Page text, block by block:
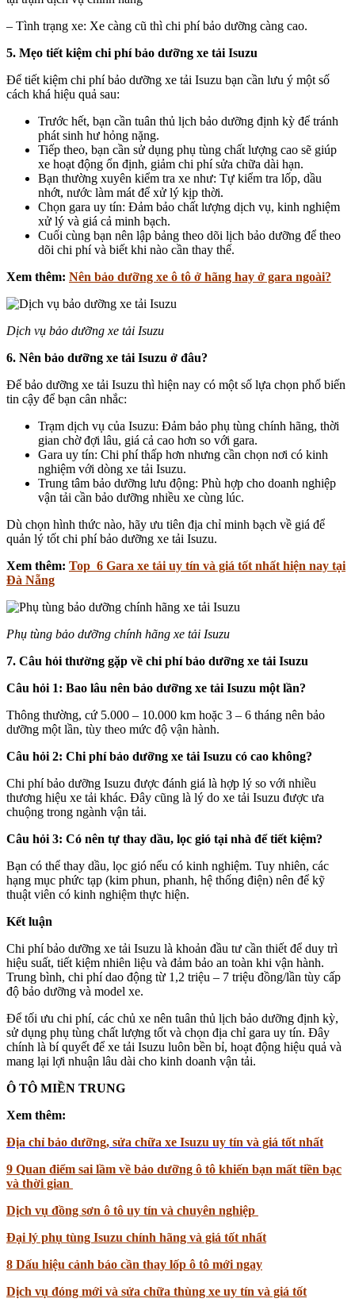
– Tình trạng xe: Xe càng cũ thì chi phí bảo dưỡng càng cao.
5. Mẹo tiết kiệm chi phí bảo dưỡng xe tải Isuzu
Để tiết kiệm chi phí bảo dưỡng xe tải Isuzu bạn cần lưu ý một số
cách khá hiệu quả sau:
Trước hết, bạn cần tuân thủ lịch bảo dưỡng định kỳ để tránh
phát sinh hư hỏng nặng.
Tiếp theo, bạn cần sử dụng phụ tùng chất lượng cao sẽ giúp
xe hoạt động ổn định, giảm chi phí sửa chữa dài hạn.
Bạn thường xuyên kiểm tra xe như: Tự kiểm tra lốp, dầu
nhớt, nước làm mát để xử lý kịp thời.
Chọn gara uy tín: Đảm bảo chất lượng dịch vụ, kinh nghiệm
xử lý và giá cả minh bạch.
Cuối cùng bạn nên lập bảng theo dõi lịch bảo dưỡng để theo
dõi chi phí và biết khi nào cần thay thế.
Xem thêm: Nên bảo dưỡng xe ô tô ở hãng hay ở gara ngoài?
Dịch vụ bảo dưỡng xe tải Isuzu
6. Nên bảo dưỡng xe tải Isuzu ở đâu?
Để bảo dưỡng xe tải Isuzu thì hiện nay có một số lựa chọn phổ biến
tin cậy để bạn cân nhắc:
Trạm dịch vụ của Isuzu: Đảm bảo phụ tùng chính hãng, thời
gian chờ đợi lâu, giá cả cao hơn so với gara.
Gara uy tín: Chi phí thấp hơn nhưng cần chọn nơi có kinh
nghiệm với dòng xe tải Isuzu.
Trung tâm bảo dưỡng lưu động: Phù hợp cho doanh nghiệp
vận tải cần bảo dưỡng nhiều xe cùng lúc.
Dù chọn hình thức nào, hãy ưu tiên địa chỉ minh bạch về giá để
quản lý tốt chi phí bảo dưỡng xe tải Isuzu.
Xem thêm: Top 6 Gara xe tải uy tín và giá tốt nhất hiện nay tại
Đà Nẵng
Phụ tùng bảo dưỡng chính hãng xe tải Isuzu
7. Câu hỏi thường gặp về chi phí bảo dưỡng xe tải Isuzu
Câu hỏi 1: Bao lâu nên bảo dưỡng xe tải Isuzu một lần?
Thông thường, cứ 5.000 – 10.000 km hoặc 3 – 6 tháng nên bảo
dưỡng một lần, tùy theo mức độ vận hành.
Câu hỏi 2: Chi phí bảo dưỡng xe tải Isuzu có cao không?
Chi phí bảo dưỡng Isuzu được đánh giá là hợp lý so với nhiều
thương hiệu xe tải khác. Đây cũng là lý do xe tải Isuzu được ưa
chuộng trong ngành vận tải.
Câu hỏi 3: Có nên tự thay dầu, lọc gió tại nhà để tiết kiệm?
Bạn có thể thay dầu, lọc gió nếu có kinh nghiệm. Tuy nhiên, các
hạng mục phức tạp (kim phun, phanh, hệ thống điện) nên để kỹ
thuật viên có kinh nghiệm thực hiện.
Kết luận
Chi phí bảo dưỡng xe tải Isuzu là khoản đầu tư cần thiết để duy trì
hiệu suất, tiết kiệm nhiên liệu và đảm bảo an toàn khi vận hành.
Trung bình, chi phí dao động từ 1,2 triệu – 7 triệu đồng/lần tùy cấp
độ bảo dưỡng và model xe.
Để tối ưu chi phí, các chủ xe nên tuân thủ lịch bảo dưỡng định kỳ,
sử dụng phụ tùng chất lượng tốt và chọn địa chỉ gara uy tín. Đây
chính là bí quyết để xe tải Isuzu luôn bền bỉ, hoạt động hiệu quả và
mang lại lợi nhuận lâu dài cho kinh doanh vận tải.
Ô TÔ MIỀN TRUNG
Xem thêm:
Địa chỉ bảo dưỡng, sửa chữa xe Isuzu uy tín và giá tốt nhất
9 Quan điểm sai lầm về bảo dưỡng ô tô khiến bạn mất tiền bạc
và thời gian
Dịch vụ đồng sơn ô tô uy tín và chuyên nghiệp
Đại lý phụ tùng Isuzu chính hãng và giá tốt nhất
8 Dấu hiệu cảnh báo cần thay lốp ô tô mới ngay
Dịch vụ đóng mới và sửa chữa thùng xe uy tín và giá tốt